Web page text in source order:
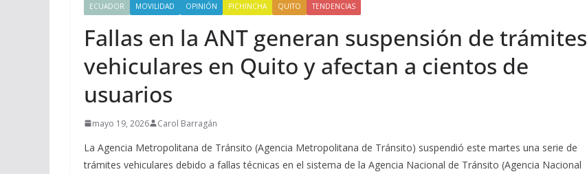
ECUADOR MOVILIDAD OPINIÓN PICHINCHA QUITO TENDENCIAS
Fallas en la ANT generan suspensión de trámites
vehiculares en Quito y afectan a cientos de
usuarios
mayo 19, 2026 Carol Barragán
La Agencia Metropolitana de Tránsito (Agencia Metropolitana de Tránsito) suspendió este martes una serie de
trámites vehiculares debido a fallas técnicas en el sistema de la Agencia Nacional de Tránsito (Agencia Nacional